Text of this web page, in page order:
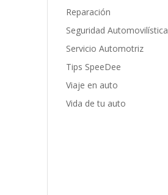
Reparación
Seguridad Automovilística
Servicio Automotriz
Tips SpeeDee
Viaje en auto
Vida de tu auto